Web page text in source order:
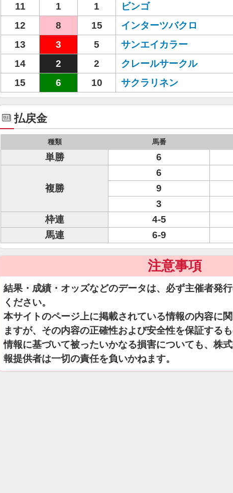
11
1 1 ビンゴ
12
8 15 インターツバクロ
13
3 5 サンエイカラー
14
2 2 クレールサークル
15
6 10 サクラリネン
払戻金
種類 馬番
単勝 6
複勝
6
9
3
枠連
4-5
馬連
6-9
注意事項
結果・成績・オッズなどのデータは、必ず主催者発
ください。
本サイトのページ上に掲載されている情報の内容に
ますが、その内容の正確性および安全性を保証する
情報に基づいて被ったいかなる損害についても、株
報提供者は一切の責任を負いかねます。